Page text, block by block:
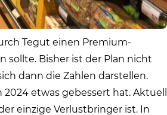
Tegut einen Premium-
sollte. Bisher ist der Plan nicht
dann die Zahlen darstellen.
etwas gebessert hat. Aktuell
einzige Verlustbringer ist. In